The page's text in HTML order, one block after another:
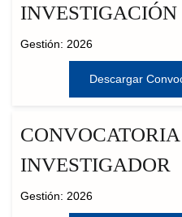
INVESTIGACIÓN
Gestión: 2026
Descargar
INVESTIGADOR
Gestión: 2026